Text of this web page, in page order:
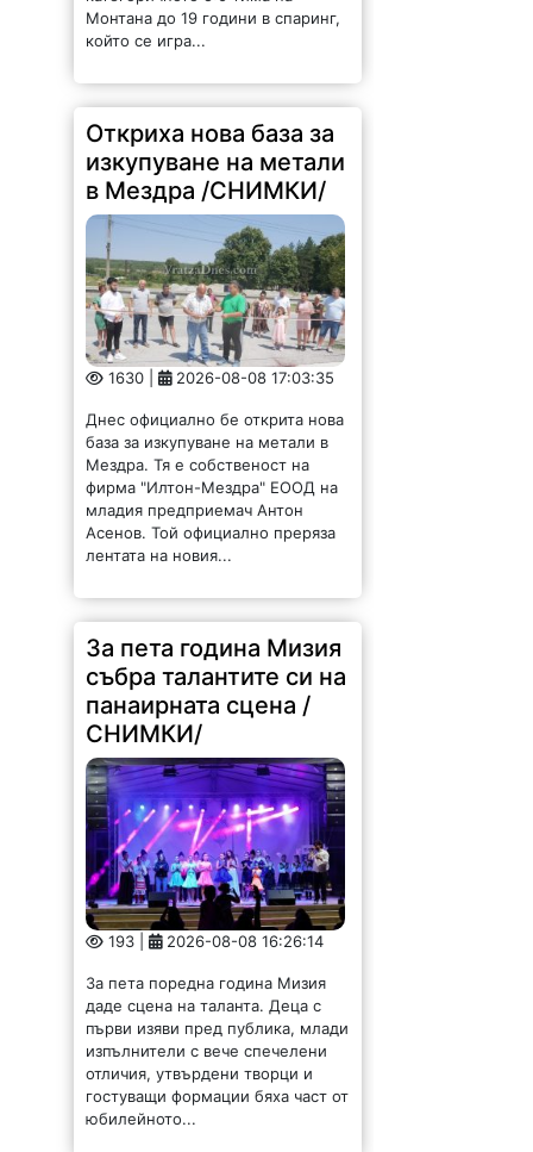
Монтана до 19 години в спаринг,
който се игра...
Откриха нова база за
изкупуване на метали
в Мездра /СНИМКИ/
1630 | 2026-08-08 17:03:35
Днес официално бе открита нова
база за изкупуване на метали в
Мездра. Тя е собственост на
фирма "Илтон-Мездра" ЕООД на
младия предприемач Антон
Асенов. Той официално преряза
лентата на новия...
За пета година Мизия
събра талантите си на
панаирната сцена /
СНИМКИ/
193 | 2026-08-08 16:26:14
За пета поредна година Мизия
даде сцена на таланта. Деца с
първи изяви пред публика, млади
изпълнители с вече спечелени
отличия, утвърдени творци и
гостуващи формации бяха част от
юбилейното...